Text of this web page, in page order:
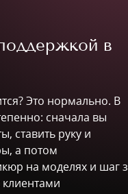
в
Это нормально. В
сначала вы
ставить руку и
а потом
на моделях и шаг